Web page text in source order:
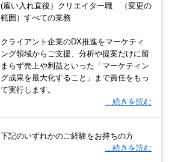
(雇い入れ直後）クリエイター職 （変更の
範囲）すべての業務
クライアント企業のDX推進をマーケティ
ング領域からご支援、分析や提案だけに留
まらず売上や利益といった「マーケティン
グ成果を最大化すること」まで責任をもっ
て実行します。
…続きを読む
下記のいずれかのご経験をお持ちの方
…続きを読む